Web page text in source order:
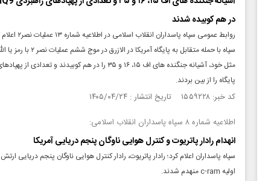
در هم کوبیده شدند
روابط عمومی
سپاه با حمله متقابل به
پایگاه را از بین بردند.
کد خبر: ۱۵۵۹۲۲۸ تاریخ انتشار : ۱۴۰۵/۰۴/۲۴
اطلاعیه شماره ۸ سپاه پاسداران انقلاب اسلامی:
انهدام رادار پاتریوت و کنترل هوایی ناوگان پنجم دریایی آمریکا
سپاه پاسداران اعلام کرد؛ رادار پاتریوت، رادار کنترل هوایی ناوگان پنجم دریایی
اولیه c-ram منهدم شدند.